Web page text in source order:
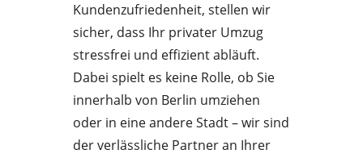
Kundenzufriedenheit, stellen wir
sicher, dass Ihr privater Umzug
stressfrei und effizient abläuft.
Dabei spielt es keine Rolle, ob Sie
innerhalb von Berlin umziehen
oder in eine andere Stadt – wir sind
der verlässliche Partner an Ihrer